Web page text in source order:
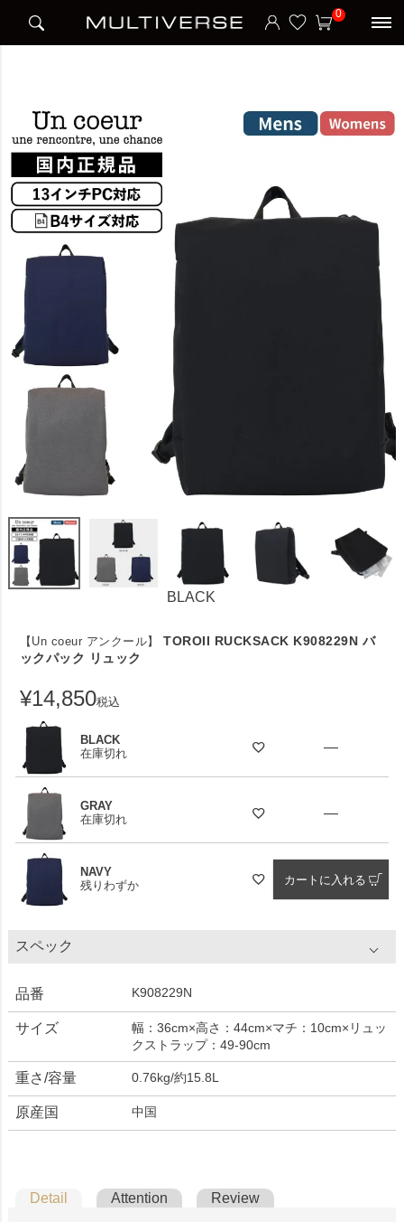
0
TOROII RUCKSACK K908229N バックパック リュック
BLACK
【Un coeur アンクール】
TOROII RUCKSACK K908229N バ
ックパック リュック
¥14,850税込
BLACK
在庫切れ
—
GRAY
在庫切れ
—
NAVY
残りわずか
カートに入れる
スペック
品番 K908229N
サイズ
幅：36cm×高さ：44cm×マチ：10cm×リュッ
クストラップ：49-90cm
重さ/容量 0.76kg/約15.8L
原産国 中国
Detail Attention Review